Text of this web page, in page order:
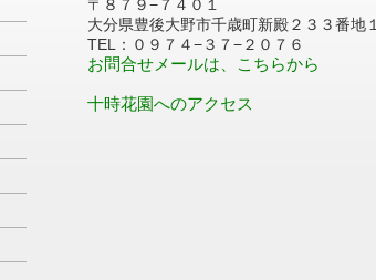
〒８７９−７４０１
大分県豊後大野市千歳町新殿２３３番地１
TEL：０９７４−３７−２０７６
お問合せメールは、こちらから
十時花園へのアクセス